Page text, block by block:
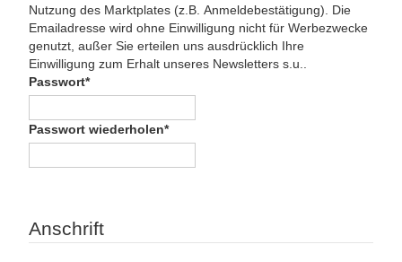
Nutzung des Marktplates (z.B. Anmeldebestätigung). Die
Emailadresse wird ohne Einwilligung nicht für Werbezwecke
genutzt, außer Sie erteilen uns ausdrücklich Ihre
Einwilligung zum Erhalt unseres Newsletters s.u..
Passwort*
Passwort wiederholen*
Anschrift